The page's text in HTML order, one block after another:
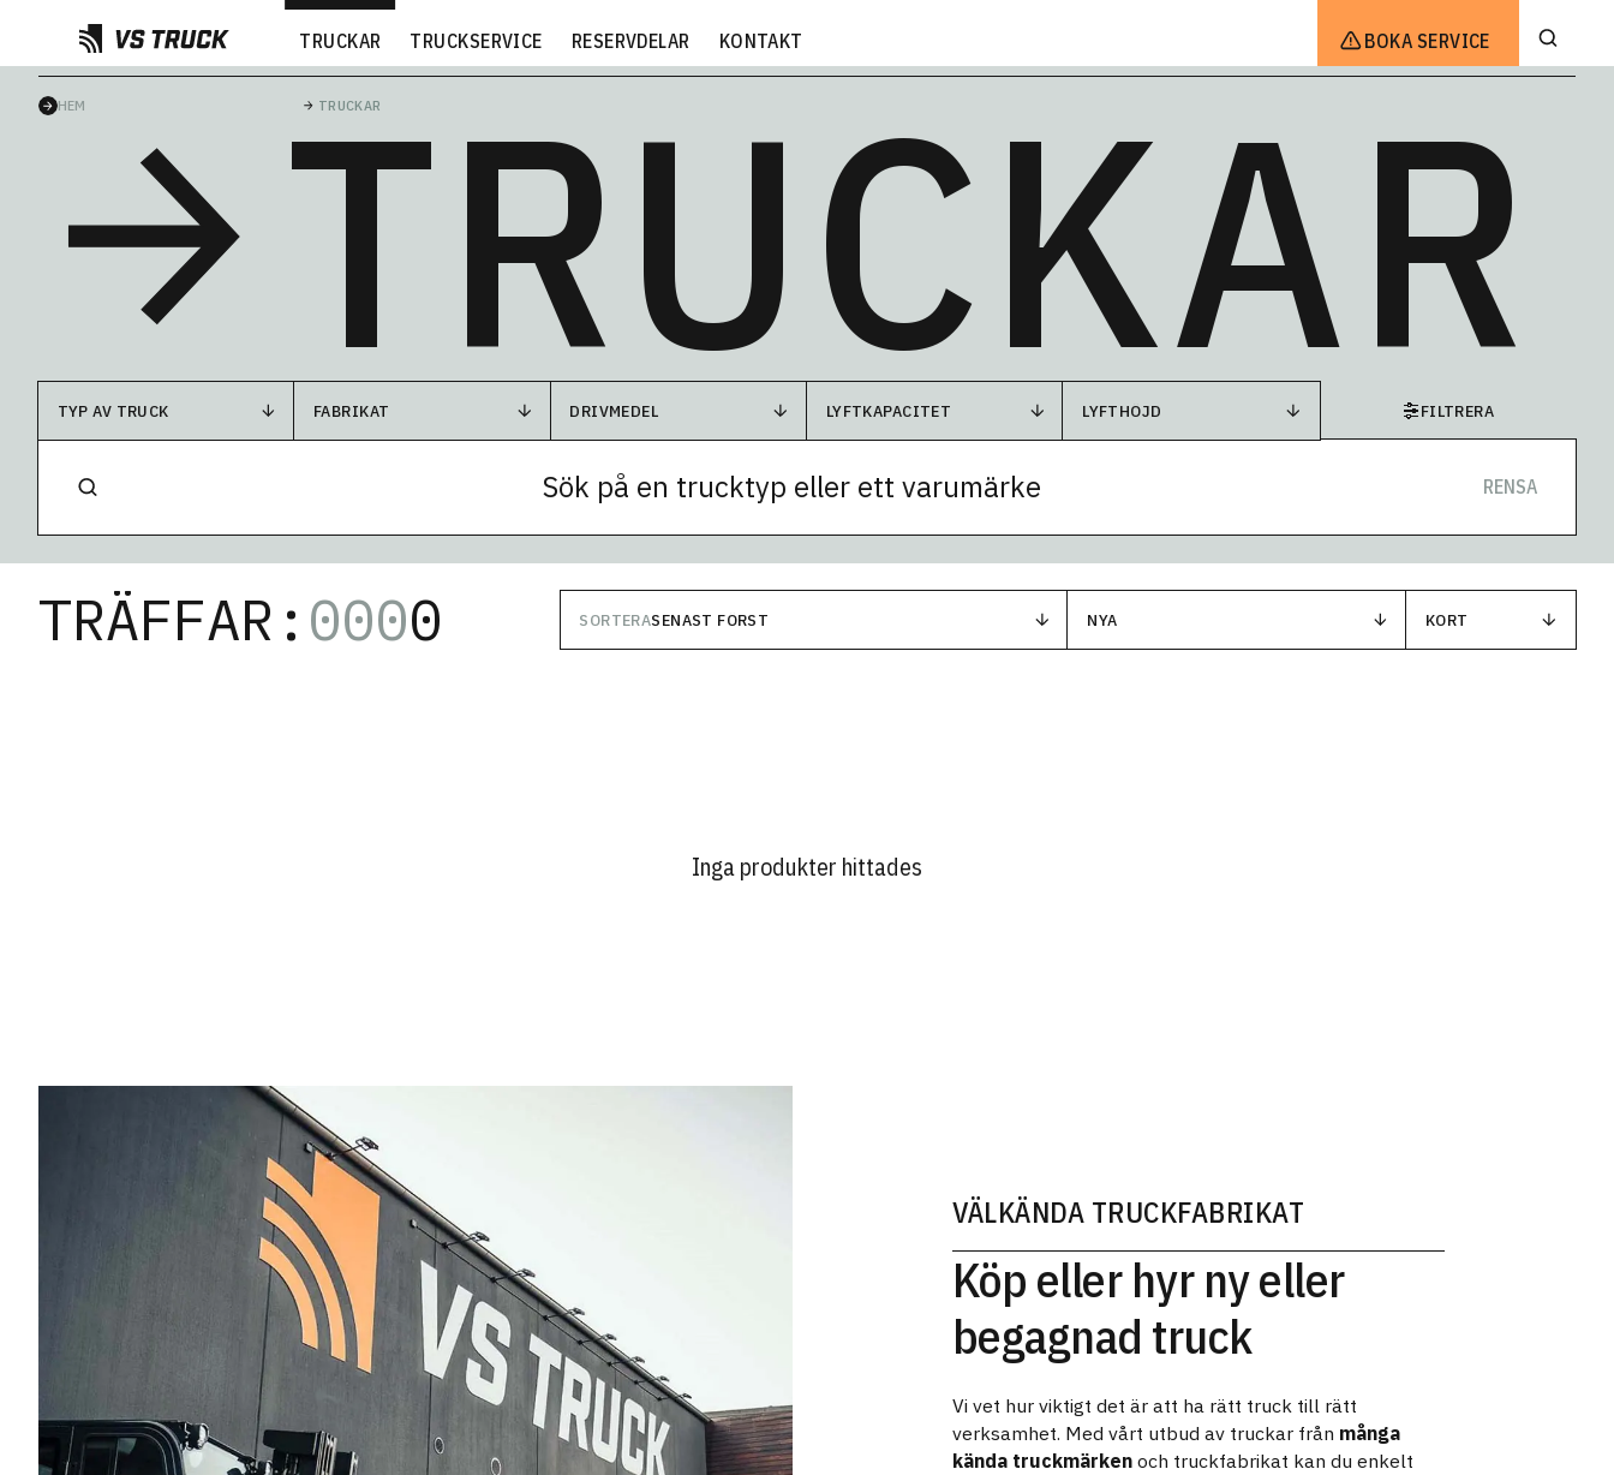
TRUCKAR TRUCKSERVICE RESERVDELAR KONTAKT BOKA SERVICE
HEM TRUCKAR
TRUCKAR
TYP AV TRUCK FABRIKAT DRIVMEDEL LYFTKAPACITET LYFTHÖJD FILTRERA
RENSA
TRÄFFAR: 0000 SORTERASENAST FÖRST NYA KORT
Inga produkter hittades
VÄLKÄNDA TRUCKFABRIKAT
Köp eller hyr ny eller
begagnad truck
Vi vet hur viktigt det är att ha rätt truck till rätt
verksamhet. Med vårt utbud av truckar från många
kända truckmärkenoch truckfabrikat kan du enkelt